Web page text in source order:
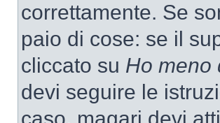
correttamente. Se
paio di cose: se il
cliccato su Ho meno
devi seguire le